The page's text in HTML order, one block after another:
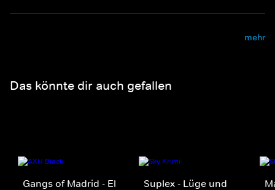
mehr
Das könnte dir auch gefallen
Gangs of Madrid - El
Suplex - Lüge und